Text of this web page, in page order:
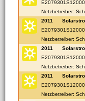
Netzbetreiber:
2011
Netzbetreiber:
2011
Netzbetreiber:
2011
Netzbetreiber: